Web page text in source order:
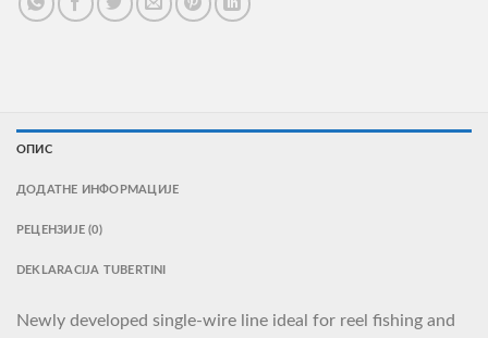
ОПИС
ДОДАТНЕ ИНФОРМАЦИЈЕ
РЕЦЕНЗИЈЕ (0)
DEKLARACIJA TUBERTINI
Newly developed single-wire line ideal for reel fishing and